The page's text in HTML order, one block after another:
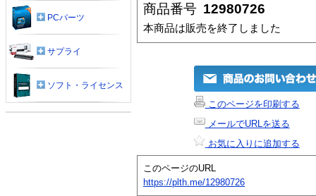
商品番号 12980726
本商品は販売を終了しました
このページを印刷する
メールでURLを送る
お気に入りに追加する
このページのURL
https://plth.me/12980726
PCパーツ
サプライ
ソフト・ライセンス